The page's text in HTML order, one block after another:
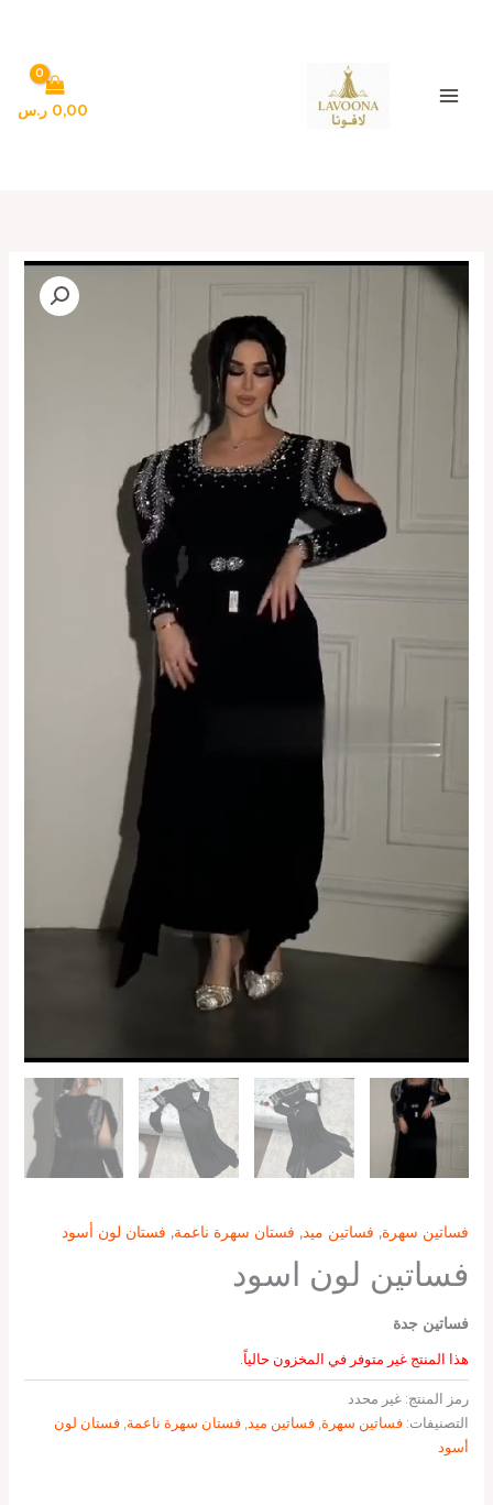
0,00 ر.س
فساتين سهرة, فساتين ميد, فستان سهرة ناعمة, فستان لون أسود
فساتين لون اسود
فساتين جدة
هذا المنتج غير متوفر في المخزون حالياً.
رمز المنتج: غير محدد
التصنيفات: فساتين سهرة, فساتين ميد, فستان سهرة ناعمة, فستان لون
أسود